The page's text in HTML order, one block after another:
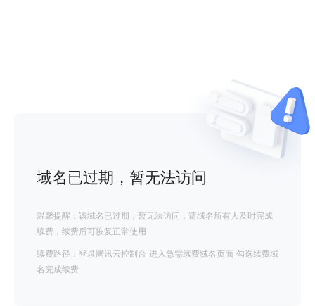
域名已过期，暂无法访问
温馨提醒：该域名已过期，暂无法访问，请域名所有人及时完成
续费，续费后可恢复正常使用
续费路径：登录腾讯云控制台-进入急需续费域名页面-勾选续费域
名完成续费